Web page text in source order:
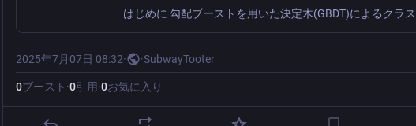
2025年7月07日 08:32· ·SubwayTooter
0ブースト ·0引用·0お気に入り